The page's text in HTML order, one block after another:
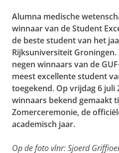
Alumna medische
winnaar van de Student
de beste student van het
Rijksuniversiteit
negen winnaars van de
meest excellente student
toegekend. Op vrijdag 6 juli
winnaars bekend gemaakt
Zomerceremonie, de
academisch jaar.
Op de foto vlnr: Sjoerd